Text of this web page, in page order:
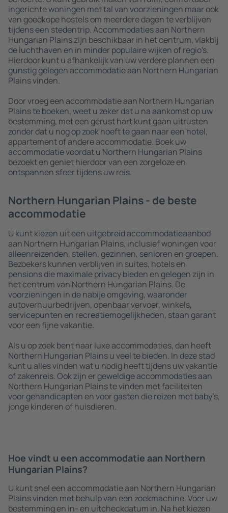
ingerichte woningen met tal van voorzieningen maar ook
van goedkope hostels om meerdere dagen te verblijven
tijdens een stedentrip. Accommodaties aan Northern
Hungarian Plains zijn beschikbaar in het centrum, vlakbij
de luchthaven en in minder populaire wijken of regio's.
Hierdoor kunt u afhankelijk van uw verdere plannen een
gunstig gelegen accommodatie aan Northern Hungarian
Plains vinden.
Door vroeg een accommodatie aan Northern Hungarian
Plains te boeken, weet u zeker dat u na aankomst op uw
bestemming, met een gerust hart kunt gaan uitrusten
zonder dat u nog op zoek hoeft te gaan naar een hotel,
appartement of andere accommodatie. Boek uw
accommodatie voordat u Northern Hungarian Plains
bezoekt en geniet hierdoor van een zorgeloze en
ontspannen sfeer tijdens uw reis.
Northern Hungarian Plains - de beste
accommodatie
U kunt kiezen uit een uitgebreid accommodatieaanbod
aan Northern Hungarian Plains, inclusief woningen voor
alleenreizenden, stellen, gezinnen, senioren en groepen.
Bezoekers kunnen verblijven in suites, hotels en
pensions die maximale privacy bieden en gelegen zijn in
het centrum van Northern Hungarian Plains. De
voorzieningen in de nabije omgeving, waaronder
autoverhuurbedrijven, openbaar vervoer, winkels,
servicepunten en recreatiemogelijkheden, staan garant
voor een fijne vakantie.
Als u op zoek bent naar luxe accommodaties, dan heeft
Northern Hungarian Plains u veel te bieden. In deze stad
kunt u alles vinden wat u nodig heeft tijdens uw vakantie
of zakenreis. Ook zijn er geweldige accommodaties aan
Northern Hungarian Plains te vinden met faciliteiten
voor gehandicapten en voor gasten die reizen met baby’s,
jonge kinderen of huisdieren.
Hoe vindt u een accommodatie aan Northern
Hungarian Plains?
U kunt snel een accommodatie aan Northern Hungarian
Plains vinden met behulp van een zoekmachine. Voer uw
bestemming en in- en uitcheckdatum in. Na het kiezen